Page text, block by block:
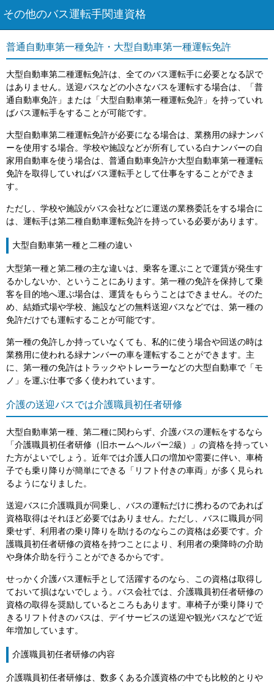
その他のバス運転手関連資格
普通自動車第一種免許・大型自動車第一種運転免許
大型自動車第二種運転免許は、全てのバス運転手に必要となる訳で
はありません。送迎バスなどの小さなバスを運転する場合は、「普
通自動車免許」または「大型自動車第一種運転免許」を持っていれ
ばバス運転手をすることが可能です。
大型自動車第二種運転免許が必要になる場合は、業務用の緑ナンバ
ーを使用する場合。学校や施設などが所有している白ナンバーの自
家用自動車を使う場合は、普通自動車免許か大型自動車第一種運転
免許を取得していればバス運転手として仕事をすることができま
す。
ただし、学校や施設がバス会社などに運送の業務委託をする場合に
は、運転手は第二種自動車運転免許を持っている必要があります。
大型自動車第一種と二種の違い
大型第一種と第二種の主な違いは、乗客を運ぶことで運賃が発生す
るかしないか、ということにあります。第一種の免許を保持して乗
客を目的地へ運ぶ場合は、運賃をもらうことはできません。そのた
め、結婚式場や学校、施設などの無料送迎バスなどでは、第一種の
免許だけでも運転することが可能です。
第一種の免許しか持っていなくても、私的に使う場合や回送の時は
業務用に使われる緑ナンバーの車を運転することができます。主
に、第一種の免許はトラックやトレーラーなどの大型自動車で「モ
ノ」を運ぶ仕事で多く使われています。
介護の送迎バスでは介護職員初任者研修
大型自動車第一種、第二種に関わらず、介護バスの運転をするなら
「介護職員初任者研修（旧ホームヘルパー2級）」の資格を持ってい
た方がよいでしょう。近年では介護人口の増加や需要に伴い、車椅
子でも乗り降りが簡単にできる「リフト付きの車両」が多く見られ
るようになりました。
送迎バスに介護職員が同乗し、バスの運転だけに携わるのであれば
資格取得はそれほど必要ではありません。ただし、バスに職員が同
乗せず、利用者の乗り降りを助けるのならこの資格は必要です。介
護職員初任者研修の資格を持つことにより、利用者の乗降時の介助
や身体介助を行うことができるからです。
せっかく介護バス運転手として活躍するのなら、この資格は取得し
ておいて損はないでしょう。バス会社では、介護職員初任者研修の
資格の取得を奨励しているところもあります。車椅子が乗り降りで
きるリフト付きのバスは、デイサービスの送迎や観光バスなどで近
年増加しています。
介護職員初任者研修の内容
介護職員初任者研修は、数多くある介護資格の中でも比較的とりや